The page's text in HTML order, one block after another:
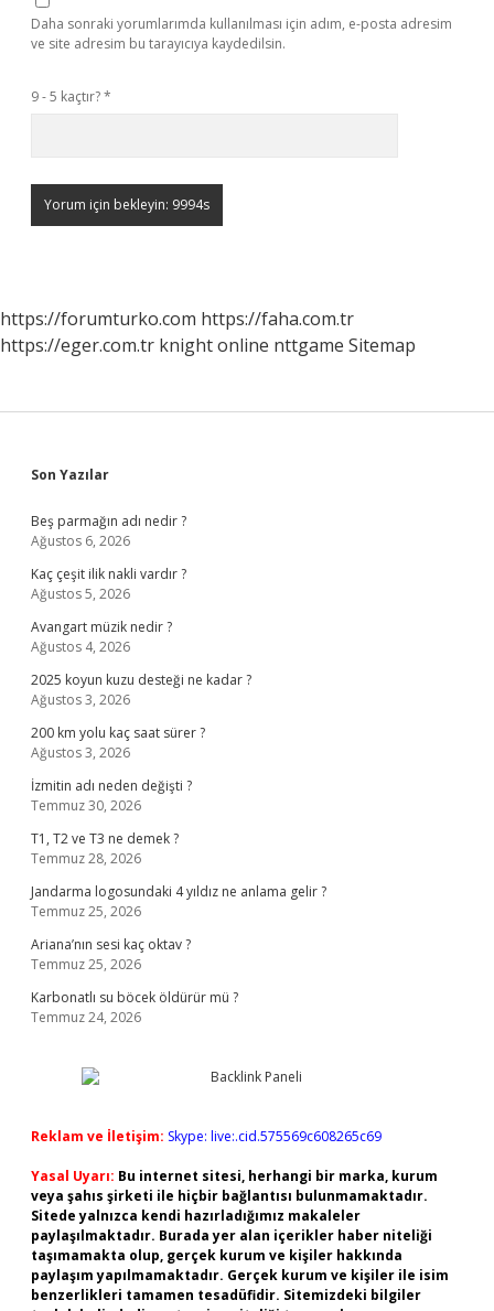
Daha sonraki yorumlarımda kullanılması için adım, e-posta adresim
ve site adresim bu tarayıcıya kaydedilsin.
9 - 5 kaçtır?*
https://forumturko.com https://faha.com.tr
https://eger.com.tr knight online nttgame Sitemap
Sidebar
Son Yazılar
Beş parmağın adı nedir ?
Ağustos 6, 2026
Kaç çeşit ilik nakli vardır ?
Ağustos 5, 2026
Avangart müzik nedir ?
Ağustos 4, 2026
2025 koyun kuzu desteği ne kadar ?
Ağustos 3, 2026
200 km yolu kaç saat sürer ?
Ağustos 3, 2026
İzmitin adı neden değişti ?
Temmuz 30, 2026
T1, T2 ve T3 ne demek ?
Temmuz 28, 2026
Jandarma logosundaki 4 yıldız ne anlama gelir ?
Temmuz 25, 2026
Ariana’nın sesi kaç oktav ?
Temmuz 25, 2026
Karbonatlı su böcek öldürür mü ?
Temmuz 24, 2026
Reklam ve İletişim: Skype: live:.cid.575569c608265c69
Yasal Uyarı: Bu internet sitesi, herhangi bir marka, kurum
veya şahıs şirketi ile hiçbir bağlantısı bulunmamaktadır.
Sitede yalnızca kendi hazırladığımız makaleler
paylaşılmaktadır. Burada yer alan içerikler haber niteliği
taşımamakta olup, gerçek kurum ve kişiler hakkında
paylaşım yapılmamaktadır. Gerçek kurum ve kişiler ile isim
benzerlikleri tamamen tesadüfidir. Sitemizdeki bilgiler